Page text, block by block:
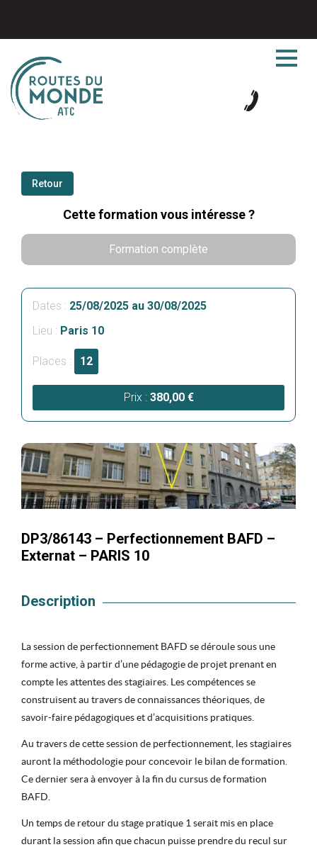
Retour
DP3/86143 – Perfectionnement BAFD –
Externat – PARIS 10
Description
La session de perfectionnement BAFD se déroule sous une
forme active, à partir d’une pédagogie de projet prenant en
compte les attentes des stagiaires. Les compétences se
construisent au travers de connaissances théoriques, de
savoir-faire pédagogiques et d’acquisitions pratiques.
Au travers de cette session de perfectionnement, les stagiaires
auront la méthodologie pour concevoir le bilan de formation.
Ce dernier sera à envoyer à la fin du cursus de formation
BAFD.
Un temps de retour du stage pratique 1 serait mis en place
durant la session afin que chacun puisse prendre du recul sur
Cette formation vous intéresse ?
Formation complète
Dates : 25/08/2025 au 30/08/2025
Lieu : Paris 10
Places : 12
Prix : 380,00 €